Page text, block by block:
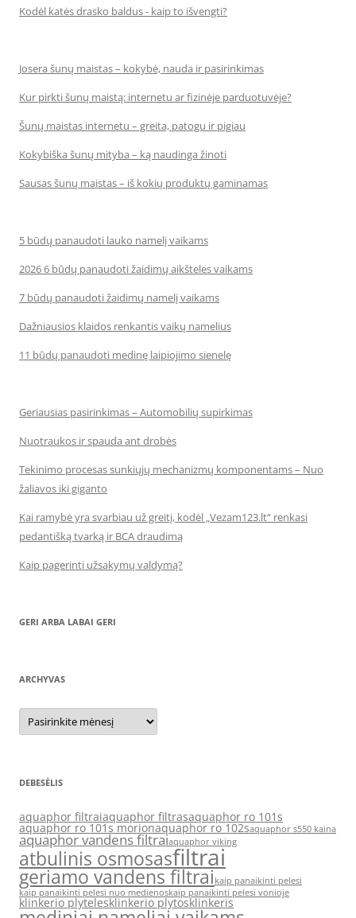
Kodėl katės drasko baldus - kaip to išvengti?
Josera šunų maistas – kokybė, nauda ir pasirinkimas
Kur pirkti šunų maistą: internetu ar fizinėje parduotuvėje?
Šunų maistas internetu – greita, patogu ir pigiau
Kokybiška šunų mityba – ką naudinga žinoti
Sausas šunų maistas – iš kokių produktų gaminamas
5 būdų panaudoti lauko namelį vaikams
2026 6 būdų panaudoti žaidimų aikšteles vaikams
7 būdų panaudoti žaidimų namelį vaikams
Dažniausios klaidos renkantis vaikų namelius
11 būdų panaudoti medinę laipiojimo sienelę
Geriausias pasirinkimas – Automobilių supirkimas
Nuotraukos ir spauda ant drobės
Tekinimo procesas sunkiųjų mechanizmų komponentams – Nuo
žaliavos iki giganto
Kai ramybė yra svarbiau už greitį, kodėl „Vezam123.lt“ renkasi
pedantišką tvarką ir BCA draudimą
Kaip pagerinti užsakymų valdymą?
GERI ARBA LABAI GERI
ARCHYVAS
Archyvas
DEBESĖLIS
aquaphor filtraiaquaphor filtrasaquaphor ro 101s
aquaphor ro 101s morionaquaphor ro 102saquaphor s550 kaina
aquaphor vandens filtraiaquaphor viking
atbulinis osmosasfiltrai
geriamo vandens filtraikaip panaikinti pelesi
kaip panaikinti pelesi nuo medienoskaip panaikinti pelesi vonioje
klinkerio plytelesklinkerio plytosklinkeris